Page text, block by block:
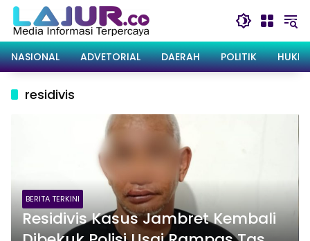
Langsung
konten
NASIONAL
ADVETORIAL DAERAH POLITIK
residivis
BERITA TERKINI
Residivis Kasus Jambret Kembali